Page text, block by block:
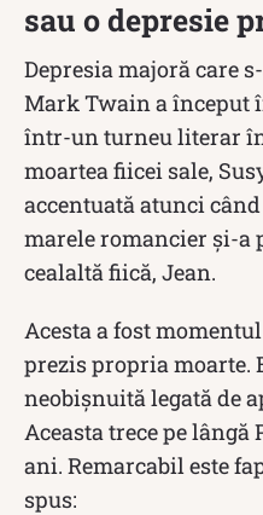
sau o depresie
Depresia majoră care
Mark Twain a început
într-un turneu literar
moartea fiicei sale,
accentuată atunci
marele romancier și-a
cealaltă fiică, Jean.
Acesta a fost
prezis propria moarte.
neobișnuită legată de
Aceasta trece pe lângă
ani. Remarcabil este
spus: